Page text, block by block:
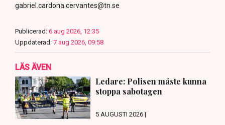
gabriel.cardona.cervantes@tn.se
Publicerad: 6 aug 2026, 12:35
Uppdaterad: 7 aug 2026, 09:58
LÄS ÄVEN
Ledare: Polisen måste kunna
stoppa sabotagen
5 AUGUSTI 2026 |